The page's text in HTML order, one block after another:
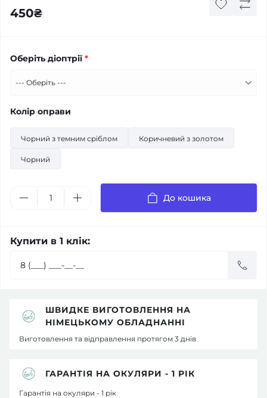
450₴
Оберіть діоптрії*
Колір оправи
Чорний з темним сріблом Коричневий з золотом
Чорний
До кошика
Купити в 1 клік:
ШВИДКЕ ВИГОТОВЛЕННЯ НА
НІМЕЦЬКОМУ ОБЛАДНАННІ
Виготовлення та відправлення протягом 3 днів
ГАРАНТІЯ НА ОКУЛЯРИ - 1 РІК
Гарантія на окуляри - 1 рік